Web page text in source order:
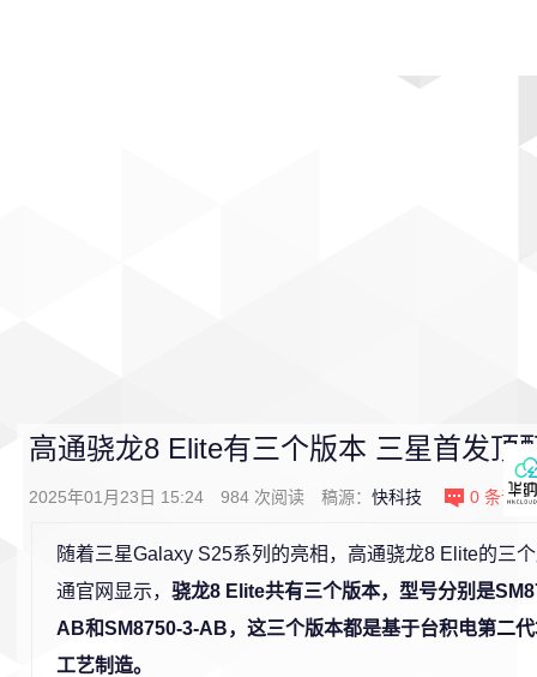
高通骁龙8 Elite有三个版本 三星首发顶
2025年01月23日 15:24 984 次阅读 稿源： 快科技 0 条评论
随着三星Galaxy S25系列的亮相，高通骁龙8 Elite的三
通官网显示， 骁龙8 Elite共有三个版本，型号分别是
AB和SM8750-3-AB，这三个版本都是基于台积电第二
工艺制造。